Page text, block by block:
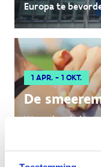
Europa te
1 APR. - 1 OKT.
De
We maken je
de zon en geven